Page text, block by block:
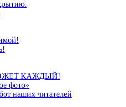
КАЖДЫЙ!
фото»
наших читателей